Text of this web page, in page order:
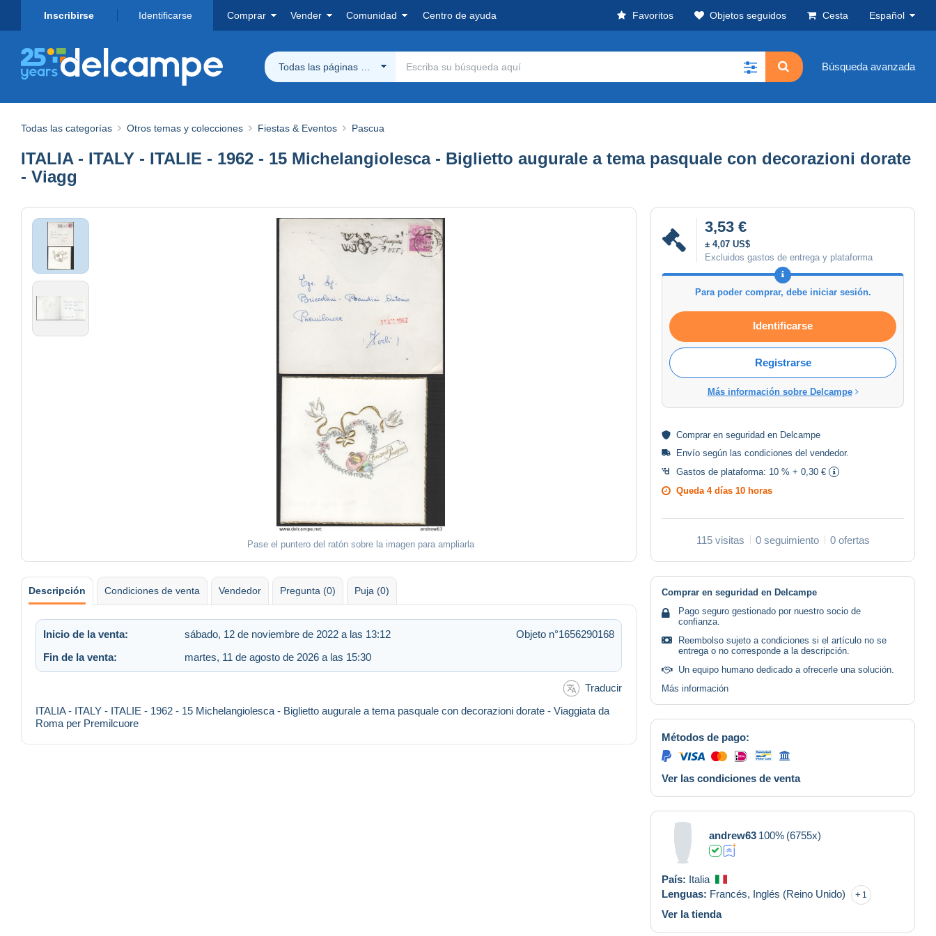
Inscribirse Identificarse Comprar Vender Comunidad Centro de ayuda Favoritos Objetos seguidos Cesta Español
Todas las páginas Delcampe Búsqueda avanzada
Todas las categorías Otros temas y colecciones Fiestas & Eventos Pascua
ITALIA - ITALY - ITALIE - 1962 - 15 Michelangiolesca - Biglietto augurale a tema pasquale con decorazioni dorate
- Viagg
Pase el puntero del ratón sobre la imagen para ampliarla
3,53 €
± 4,07 US$
Excluidos gastos de entrega y plataforma
Para poder comprar, debe iniciar sesión.
Identificarse
Registrarse
Más información sobre Delcampe
Comprar en seguridad en Delcampe
Envío según las condiciones del vendedor.
Gastos de plataforma: 10 % + 0,30 €
Queda 4 días 10 horas
115 visitas 0 seguimiento 0 ofertas
Descripción Condiciones de venta Vendedor Pregunta (0) Puja (0)
Inicio de la venta: sábado, 12 de noviembre de 2022 a las 13:12
Objeto n°1656290168
Fin de la venta:
martes, 11 de agosto de 2026 a las 15:30
Traducir
ITALIA - ITALY - ITALIE - 1962 - 15 Michelangiolesca - Biglietto augurale a tema pasquale con decorazioni dorate - Viaggiata da
Roma per Premilcuore
Comprar en seguridad en Delcampe
Pago seguro gestionado por nuestro socio de
confianza.
Reembolso sujeto a condiciones si el artículo no se
entrega o no corresponde a la descripción.
Un equipo humano dedicado a ofrecerle una solución.
Más información
Métodos de pago:
Ver las condiciones de venta
andrew63 100% (6755x)
País: Italia
Lenguas: Francés, Inglés (Reino Unido) 1
Ver la tienda